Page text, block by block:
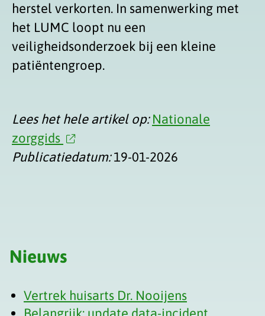
herstel verkorten. In samenwerking met
het LUMC loopt nu een
veiligheidsonderzoek bij een kleine
patiëntengroep.
Lees het hele artikel op: Nationale
zorggids
Publicatiedatum:19-01-2026
Nieuws
Vertrek huisarts Dr. Nooijens